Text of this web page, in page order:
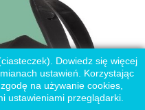
Dowiedz się więcej
ustawień. Korzystając
na używanie cookies,
ustawieniami przeglądarki.